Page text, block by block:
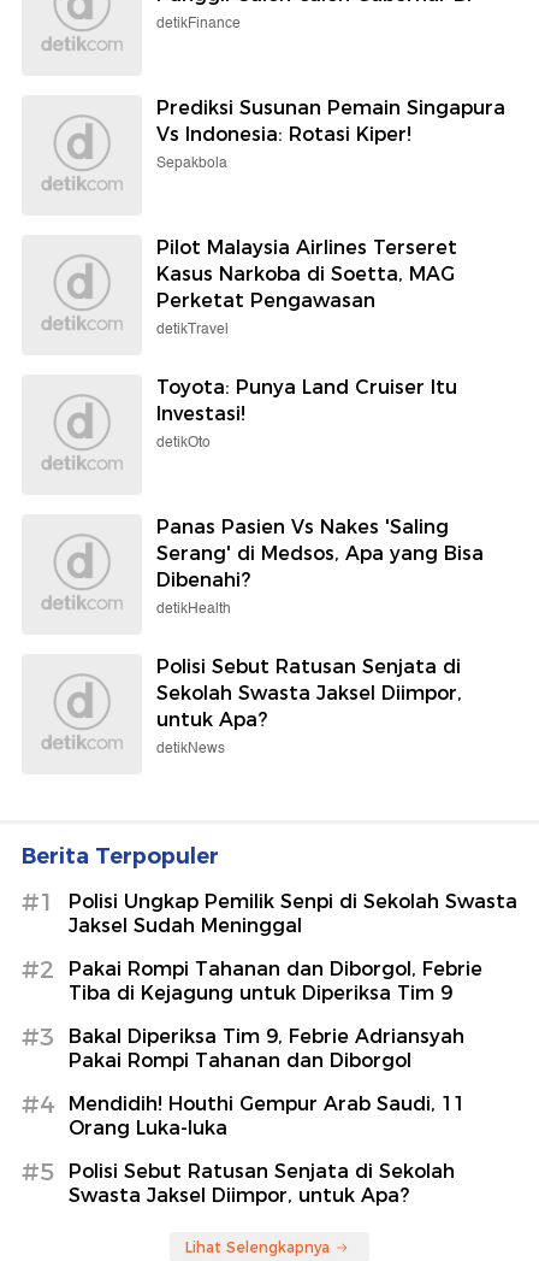
detikFinance
Prediksi Susunan Pemain Singapura
Vs Indonesia: Rotasi Kiper!
Sepakbola
Pilot Malaysia Airlines Terseret
Kasus Narkoba di Soetta, MAG
Perketat Pengawasan
detikTravel
Toyota: Punya Land Cruiser Itu
Investasi!
detikOto
Panas Pasien Vs Nakes 'Saling
Serang' di Medsos, Apa yang Bisa
Dibenahi?
detikHealth
Polisi Sebut Ratusan Senjata di
Sekolah Swasta Jaksel Diimpor,
untuk Apa?
detikNews
Berita Terpopuler
#1
Polisi Ungkap Pemilik Senpi di Sekolah Swasta
Jaksel Sudah Meninggal
#2
Pakai Rompi Tahanan dan Diborgol, Febrie
Tiba di Kejagung untuk Diperiksa Tim 9
#3
Bakal Diperiksa Tim 9, Febrie Adriansyah
Pakai Rompi Tahanan dan Diborgol
#4
Mendidih! Houthi Gempur Arab Saudi, 11
Orang Luka-luka
#5
Polisi Sebut Ratusan Senjata di Sekolah
Swasta Jaksel Diimpor, untuk Apa?
Lihat Selengkapnya